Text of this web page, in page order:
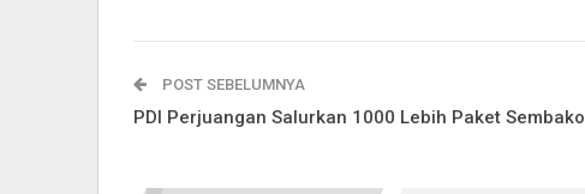
POST SEBELUMNYA
PDI Perjuangan Salurkan 1000 Lebih Paket Sembako